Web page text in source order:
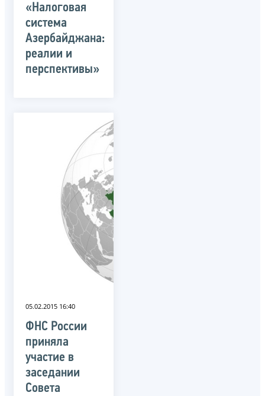
«Налоговая
система
Азербайджана:
реалии и
перспективы»
05.02.2015 16:40
ФНС России
приняла
участие в
заседании
Совета